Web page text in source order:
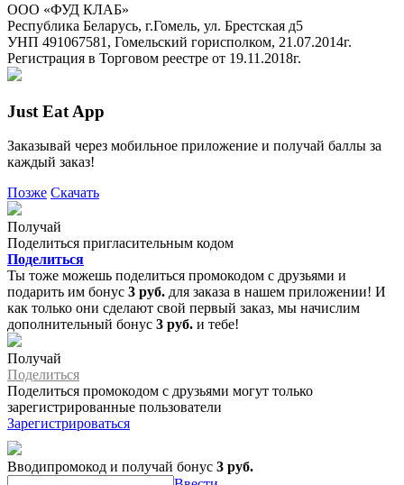
ООО «ФУД КЛАБ»
Республика Беларусь, г.Гомель, ул. Брестская д5
УНП 491067581, Гомельский горисполком, 21.07.2014г.
Регистрация в Торговом реестре от 19.11.2018г.
Just Eat App
Заказывай через мобильное приложение и получай баллы за
каждый заказ!
Позже Скачать
Получай
Поделиться пригласительным кодом
Поделиться
Ты тоже можешь поделиться промокодом с друзьями и
подарить им бонус 3 руб. для заказа в нашем приложении! И
как только они сделают свой первый заказ, мы начислим
дополнительный бонус 3 руб. и тебе!
Получай
Поделиться
Поделиться промокодом с друзьями могут только
зарегистрированные пользователи
Зарегистрироваться
Вводипромокод и получай бонус 3 руб.